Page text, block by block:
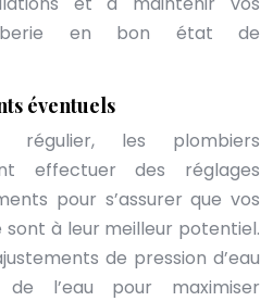
en bon état de
éventuels
régulier, les plombiers
effectuer des réglages
pour s’assurer que vos
à leur meilleur potentiel.
de pression d’eau
l’eau pour maximiser